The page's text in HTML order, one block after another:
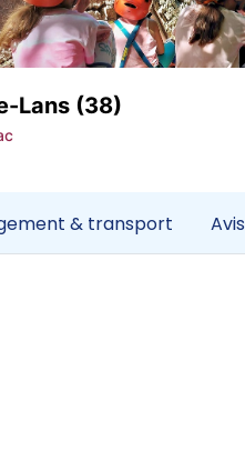
Lans (38)
& transport Avis